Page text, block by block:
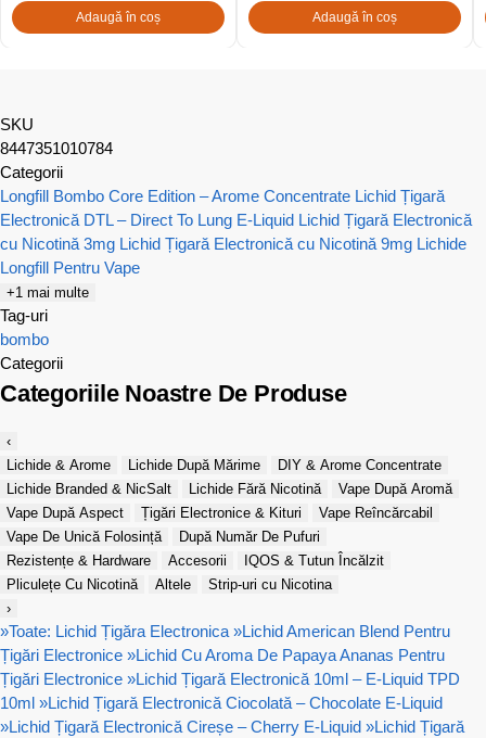
Adaugă în coș Adaugă în coș
SKU
8447351010784
Categorii
Longfill Bombo Core Edition – Arome Concentrate Lichid Țigară
Electronică DTL – Direct To Lung E-Liquid Lichid Țigară Electronică
cu Nicotină 3mg Lichid Țigară Electronică cu Nicotină 9mg Lichide
Longfill Pentru Vape
+1 mai multe
Tag-uri
bombo
Categorii
Categoriile Noastre De Produse
‹
Lichide & Arome
Lichide După Mărime
DIY & Arome Concentrate
Lichide Branded & NicSalt
Lichide Fără Nicotină
Vape După Aromă
Vape După Aspect
Țigări Electronice & Kituri
Vape Reîncărcabil
Vape De Unică Folosință
După Număr De Pufuri
Rezistențe & Hardware
Accesorii
IQOS & Tutun Încălzit
Pliculețe Cu Nicotină
Altele
Strip-uri cu Nicotina
›
»Toate: Lichid Țigăra Electronica »Lichid American Blend Pentru
Țigări Electronice »Lichid Cu Aroma De Papaya Ananas Pentru
Țigări Electronice »Lichid Țigară Electronică 10ml – E-Liquid TPD
10ml »Lichid Țigară Electronică Ciocolată – Chocolate E-Liquid
»Lichid Țigară Electronică Cireșe – Cherry E-Liquid »Lichid Țigară